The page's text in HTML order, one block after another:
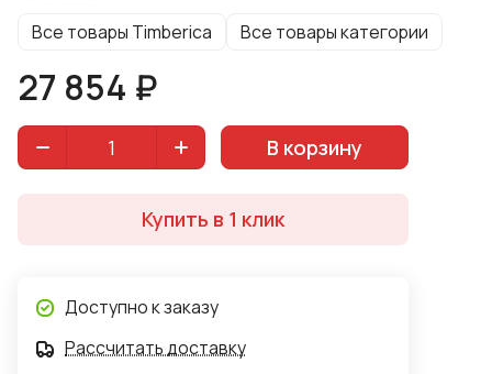
Все товары Timberica Все товары категории
27 854 ₽
В корзину
Купить в 1 клик
Доступно к заказу
Рассчитать доставку